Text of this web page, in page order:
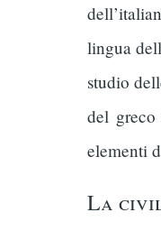
lingua
studio
del
elementi
La